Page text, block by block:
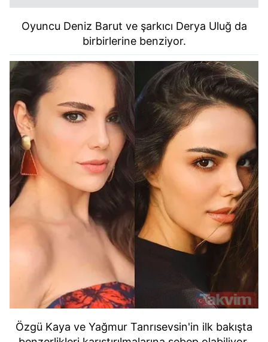
Oyuncu Deniz Barut ve şarkıcı Derya Uluğ da
birbirlerine benziyor.
Özgü Kaya ve Yağmur Tanrısevsin'in ilk bakışta